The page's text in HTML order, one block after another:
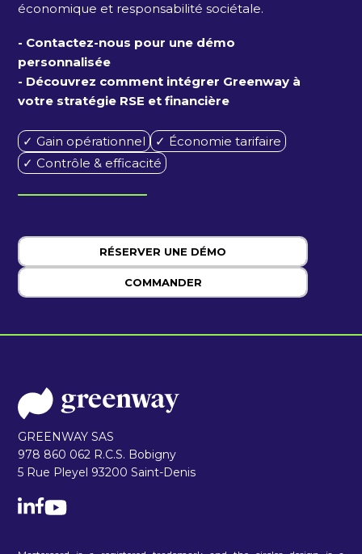
économique et responsabilité sociétale.
- Contactez-nous pour une démo
personnalisée
- Découvrez comment intégrer Greenway à
votre stratégie RSE et financière
✓ Gain opérationnel
✓ Économie tarifaire
✓ Contrôle & efficacité
RÉSERVER UNE DÉMO
COMMANDER
GREENWAY SAS
978 860 062 R.C.S. Bobigny
5 Rue Pleyel 93200 Saint-Denis